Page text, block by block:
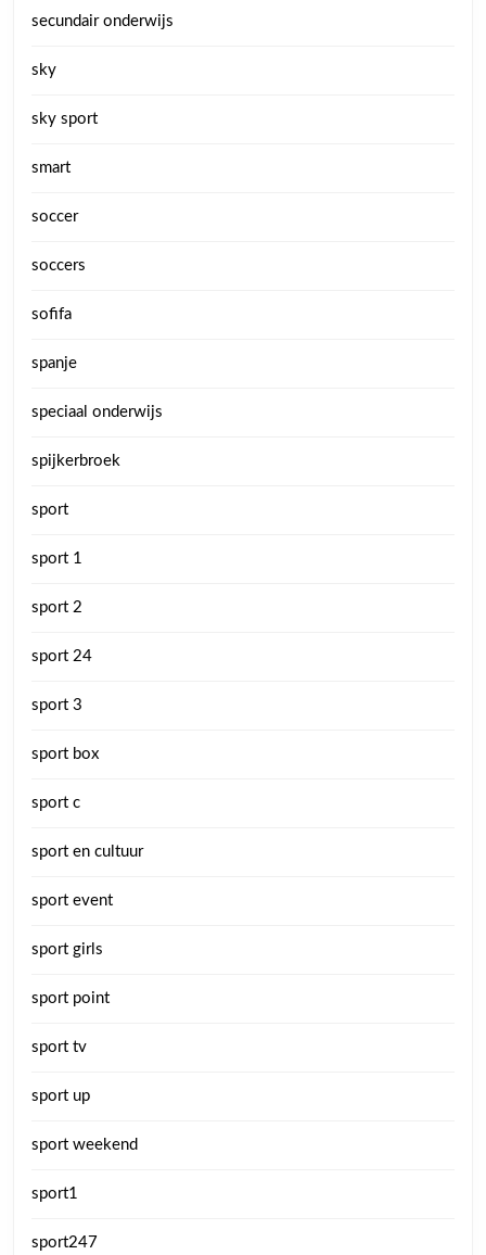
secundair onderwijs
sky
sky sport
smart
soccer
soccers
sofifa
spanje
speciaal onderwijs
spijkerbroek
sport
sport 1
sport 2
sport 24
sport 3
sport box
sport c
sport en cultuur
sport event
sport girls
sport point
sport tv
sport up
sport weekend
sport1
sport247